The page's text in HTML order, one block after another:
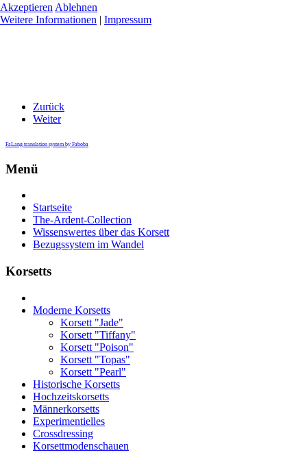
Zurück
Weiter
FaLang translation system by Faboba
Menü
Startseite
The-Ardent-Collection
Wissenswertes über das Korsett
Bezugssystem im Wandel
Korsetts
Moderne Korsetts
Korsett "Jade"
Korsett "Tiffany"
Korsett "Poison"
Korsett "Topas"
Korsett "Pearl"
Historische Korsetts
Hochzeitskorsetts
Männerkorsetts
Experimentielles
Crossdressing
Korsettmodenschauen
Akzeptieren Ablehnen
Weitere Informationen | Impressum